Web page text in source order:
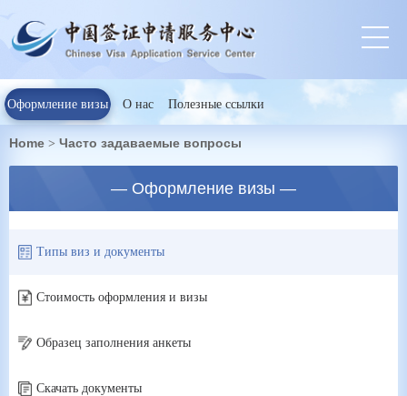
Оформление визы О нас Полезные ссылки
Home > Часто задаваемые вопросы
— Оформление визы —
Типы виз и документы
Стоимость оформления и визы
Образец заполнения анкеты
Скачать документы